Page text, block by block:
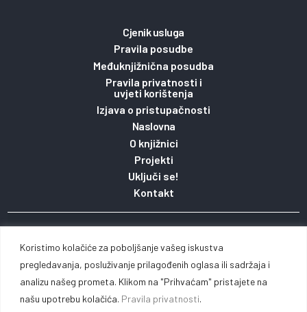
Koristimo kolačiće za poboljšanje vašeg iskustva
pregledavanja, posluživanje prilagođenih oglasa ili sadržaja i
analizu našeg prometa. Klikom na "Prihvaćam" pristajete na
našu upotrebu kolačića. Pravila privatnosti.
Cjenik usluga
Pravila posudbe
Međuknjižnična posudba
Pravila privatnosti i
uvjeti korištenja
Izjava o pristupačnosti
Naslovna
O knjižnici
Projekti
Uključi se!
Kontakt
Copyright 2023. © Gradska knjižnica i čitaonica
Vinkovci pridržava pravo na sadržaj stranice / Web
byMichel studio